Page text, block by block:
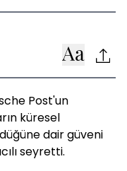
Post'un
küresel
dair güveni
seyretti.